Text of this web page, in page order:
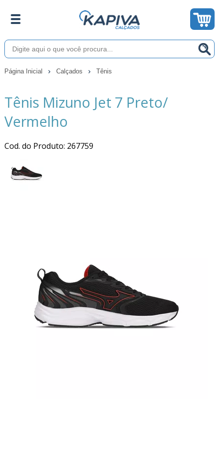
Página Inicial Calçados Tênis
Tênis Mizuno Jet 7 Preto/
Vermelho
Cod. do Produto: 267759